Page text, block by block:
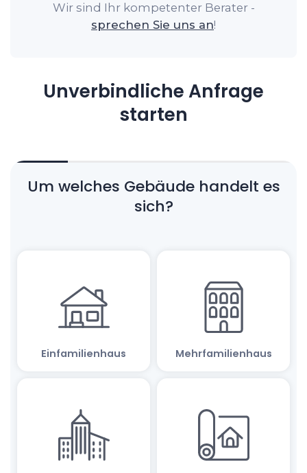
Wir sind Ihr kompetenter Berater -
sprechen Sie uns an!
Unverbindliche Anfrage
starten